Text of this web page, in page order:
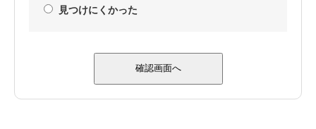
見つけにくかった